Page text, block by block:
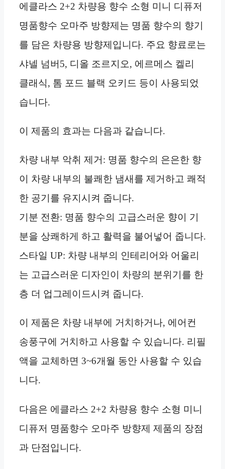
에클라스 2+2 차량용 향수 소형 미니 디퓨저
명품향수 오마주 방향제는 명품 향수의 향기
를 담은 차량용 방향제입니다. 주요 향료로는
샤넬 넘버5, 디올 조르지오, 에르메스 켈리
클래식, 톰 포드 블랙 오키드 등이 사용되었
습니다.
이 제품의 효과는 다음과 같습니다.
차량 내부 악취 제거: 명품 향수의 은은한 향
이 차량 내부의 불쾌한 냄새를 제거하고 쾌적
한 공기를 유지시켜 줍니다.
기분 전환: 명품 향수의 고급스러운 향이 기
분을 상쾌하게 하고 활력을 불어넣어 줍니다.
스타일 UP: 차량 내부의 인테리어와 어울리
는 고급스러운 디자인이 차량의 분위기를 한
층 더 업그레이드시켜 줍니다.
이 제품은 차량 내부에 거치하거나, 에어컨
송풍구에 거치하고 사용할 수 있습니다. 리필
액을 교체하면 3~6개월 동안 사용할 수 있습
니다.
다음은 에클라스 2+2 차량용 향수 소형 미니
디퓨저 명품향수 오마주 방향제 제품의 장점
과 단점입니다.